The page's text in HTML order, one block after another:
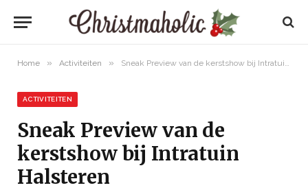
Home » Activiteiten » Sneak Preview van de kerstshow bij Intratuin Halsteren
ACTIVITEITEN
Sneak Preview van de
kerstshow bij Intratuin
Halsteren